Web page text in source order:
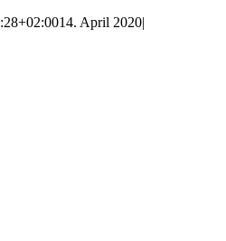
14. April 2020|